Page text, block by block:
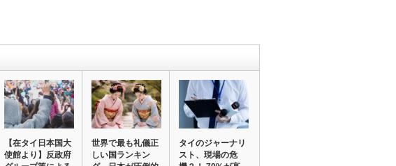
【在タイ日本国大
使館より】反政府
世界で最も礼儀正
しい国ランキン
タイのジャーナリ
スト、現場の危